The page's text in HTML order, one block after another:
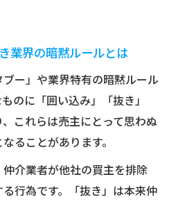
業界の暗黙ルールとは
ー」や業界特有の暗黙ルール
のに「囲い込み」「抜き」
、これらは売主にとって思わぬ
ることがあります。
介業者が他社の買主を排除
行為です。「抜き」は本来仲